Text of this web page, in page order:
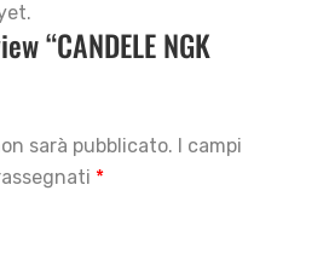
“CANDELE NGK
sarà pubblicato.
I campi
*